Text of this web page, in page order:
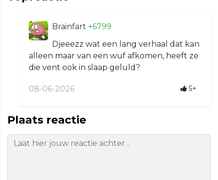
Brainfart +6799
Djeeezz wat een lang verhaal dat kan
alleen maar van een wuf afkomen, heeft ze
die vent ook in slaap geluld?
08-06-2026 5+
Plaats reactie